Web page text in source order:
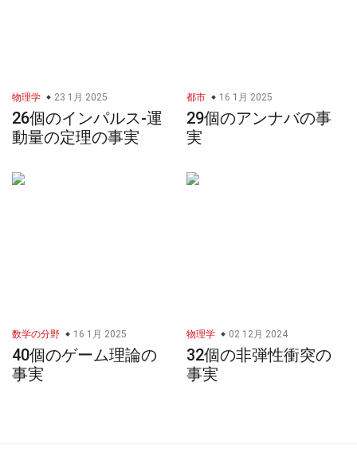
物理学 23 1月 2025
26個のインパルス-運
動量の定理の事実
都市 16 1月 2025
29個のアンナバの事
実
数学の分野 16 1月 2025
40個のゲーム理論の
事実
物理学 02 12月 2024
32個の非弾性衝突の
事実